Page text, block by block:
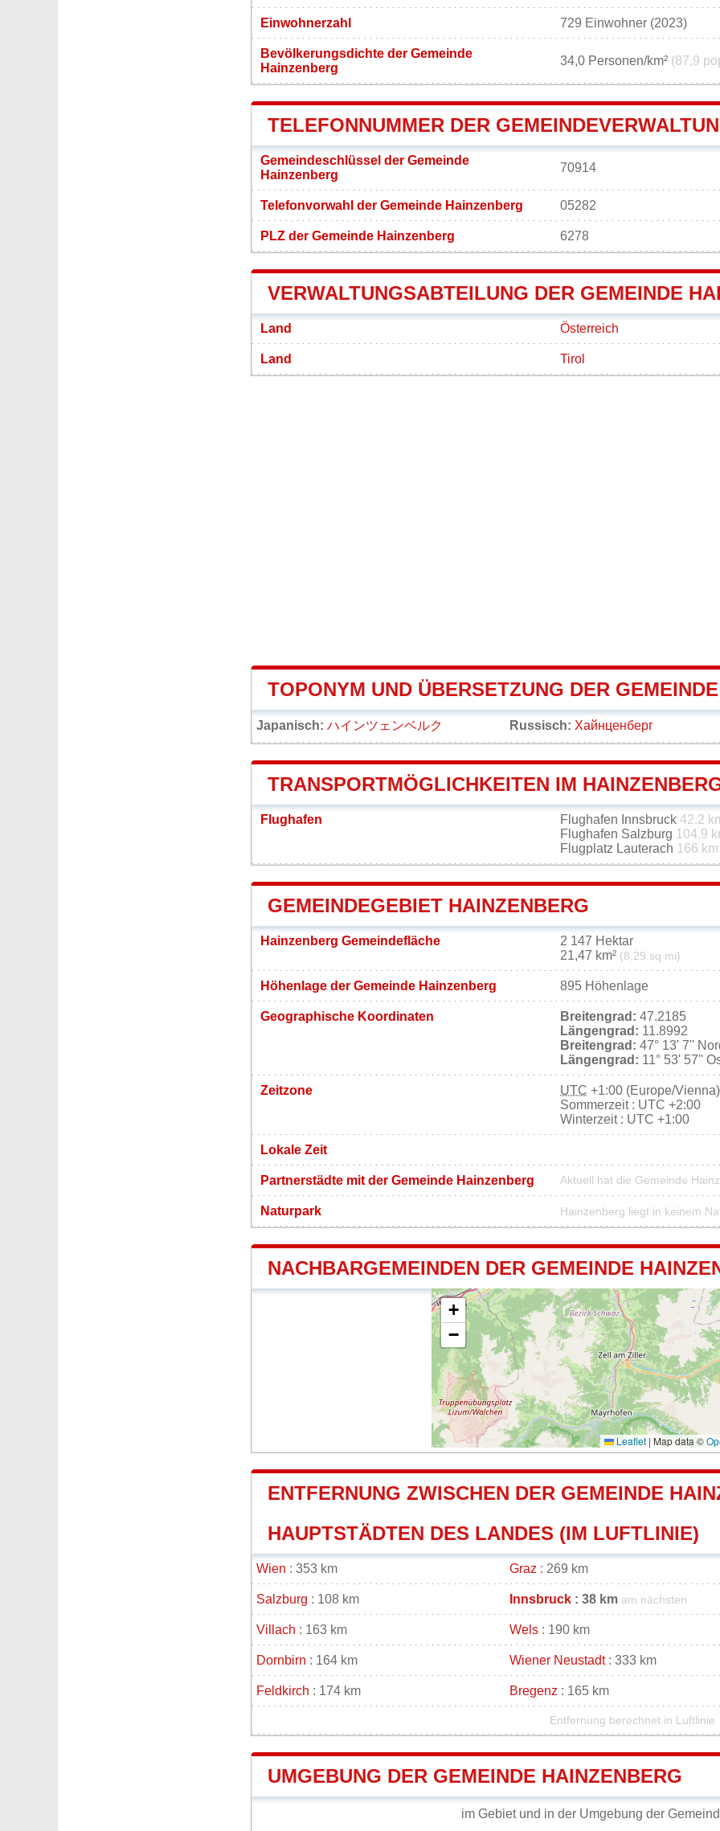
Einwohnerzahl 729 Einwohner (2023)
Bevölkerungsdichte der Gemeinde
Hainzenberg
34,0 Personen/km² (87,9
TELEFONNUMMER DER
Gemeindeschlüssel der Gemeinde
Hainzenberg
70914
Telefonvorwahl der Gemeinde Hainzenberg 05282
PLZ der Gemeinde Hainzenberg 6278
VERWALTUNGSABTEILUNG DER GEMEINDE
Land Österreich
Land Tirol
TOPONYM UND ÜBERSETZUNG DER
Japanisch: ハインツェンベルク Russisch: Хайнценберг
TRANSPORTMÖGLICHKEITEN IM
Flughafen Flughafen Innsbruck 42.2
Flughafen Salzburg 104.9
Flugplatz Lauterach 166 km
GEMEINDEGEBIET HAINZENBERG
Hainzenberg Gemeindefläche
2 147 Hektar
21,47 km² (8,29 sq mi)
Höhenlage der Gemeinde Hainzenberg 895 Höhenlage
Geographische Koordinaten Breitengrad: 47.2185
Längengrad: 11.8992
Breitengrad: 47° 13' 7''
Längengrad: 11° 53' 57''
Zeitzone UTC +1:00 (Europe/Vienna)
Sommerzeit : UTC +2:00
Winterzeit : UTC +1:00
Lokale Zeit
Partnerstädte mit der Gemeinde Hainzenberg Aktuell hat die Gemeinde
Naturpark Hainzenberg liegt in keinem
NACHBARGEMEINDEN DER GEMEINDE
+
−
Leaflet | Map data ©
ENTFERNUNG ZWISCHEN DER GEMEINDE
HAUPTSTÄDTEN DES LANDES (IM LUFTLINIE)
Wien : 353 km Graz : 269 km
Salzburg : 108 km Innsbruck : 38 km am nächsten
Villach : 163 km Wels : 190 km
Dornbirn : 164 km Wiener Neustadt: 333 km
Feldkirch : 174 km Bregenz : 165 km
Entfernung berechnet in Luftlinie
UMGEBUNG DER GEMEINDE HAINZENBERG
im Gebiet und in der Umgebung der